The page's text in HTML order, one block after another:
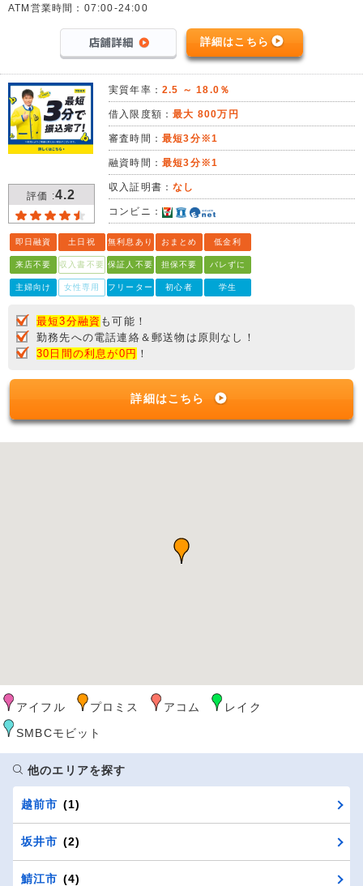
ATM営業時間：07:00-24:00
詳細はこちら
評価 :4.2
実質年率： 2.5 ～ 18.0％
借入限度額：最大 800万円
審査時間： 最短3分※1
融資時間： 最短3分※1
収入証明書：なし
コンビニ：
即日融資 土日祝 無利息あり おまとめ 低金利
来店不要 収入書不要 保証人不要 担保不要 バレずに
主婦向け 女性専用 フリーター 初心者 学生
最短3分融資 も可能！
勤務先への電話連絡＆郵送物は原則なし！
30日間の利息が0円 ！
詳細はこちら
アイフル プロミス アコム
レイク
SMBCモビット
他のエリアを探す
越前市 (1)
坂井市 (2)
鯖江市 (4)